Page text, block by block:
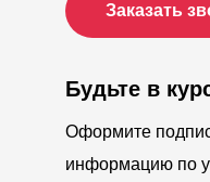
Заказать
Будьте в
Оформите
информацию по